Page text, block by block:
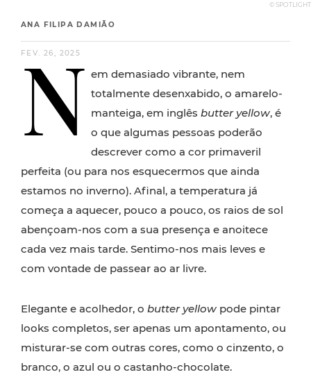
© SPOTLIGHT
ANA FILIPA DAMIÃO
FEV. 26, 2025
N em demasiado vibrante, nem
totalmente desenxabido, o amarelo-
manteiga, em inglês butter yellow, é
o que algumas pessoas poderão
descrever como a cor primaveril
perfeita (ou para nos esquecermos que ainda
estamos no inverno). Afinal, a temperatura já
começa a aquecer, pouco a pouco, os raios de sol
abençoam-nos com a sua presença e anoitece
cada vez mais tarde. Sentimo-nos mais leves e
com vontade de passear ao ar livre.
Elegante e acolhedor, o butter yellow pode pintar
looks completos, ser apenas um apontamento, ou
misturar-se com outras cores, como o cinzento, o
branco, o azul ou o castanho-chocolate.